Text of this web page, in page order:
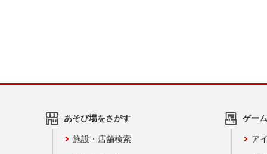
あそび場をさがす
施設・店舗検索
ゲー
ア